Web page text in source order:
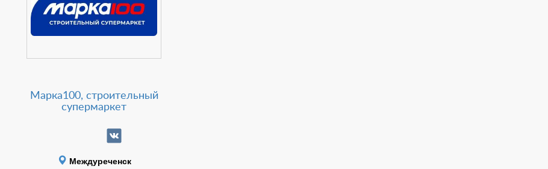
Марка100, строительный
супермаркет
Междуреченск